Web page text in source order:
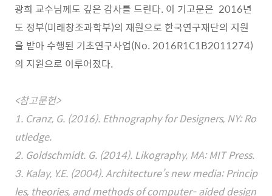
광희 교수님께도 깊은 감사를 드린다. 이 기고문은 2016년
도 정부(미래창조과학부)의 재원으로 한국연구재단의 지원
을 받아 수행된 기초연구사업(No. 2016R1C1B2011274)
의 지원으로 이루어졌다.
<참고문헌>
1. Cranz, G. (2016). Ethnography for Designers, NY: Ro
utledge.
2. Goldschmidt. G. (2014). Likography, MA: MIT Press.
3. Kalay, Y.E. (2004). Architecture’s new media: Princip
les, theories, and methods of computer- aided design